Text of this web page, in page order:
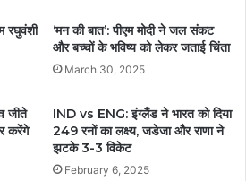
रघुवंशी
‘मन की बात’: पीएम मोदी ने जल संकट
और बच्चों के भविष्य को लेकर जताई चिंता
March 30, 2025
जीते
करेंगे
IND vs ENG: इंग्लैंड ने भारत को दिया
249 रनों का लक्ष्य, जडेजा और राणा ने
झटके 3-3 विकेट
February 6, 2025